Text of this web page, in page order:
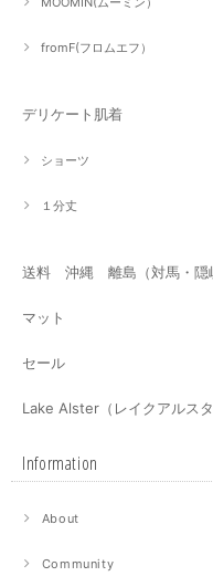
fromF(フロムエフ）
デリケート肌着
ショーツ
１分丈
送料 沖縄 離島（対馬・隠
マット
セール
Lake Alster（レイクアルスタ
Information
About
Community